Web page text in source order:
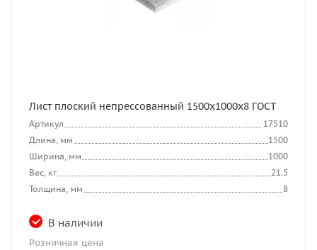
Лист плоский непрессованный 1500x1000x8 ГОСТ
Артикул
17510
Длина, мм
1500
Ширина, мм
1000
Вес, кг
21.5
Толщина, мм
8
В наличии
Розничная цена